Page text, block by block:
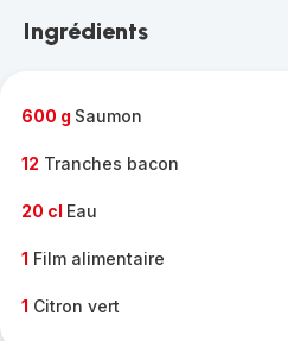
gamme
Ingrédients
600 g Saumon
12 Tranches bacon
20 cl Eau
1 Film alimentaire
1 Citron vert